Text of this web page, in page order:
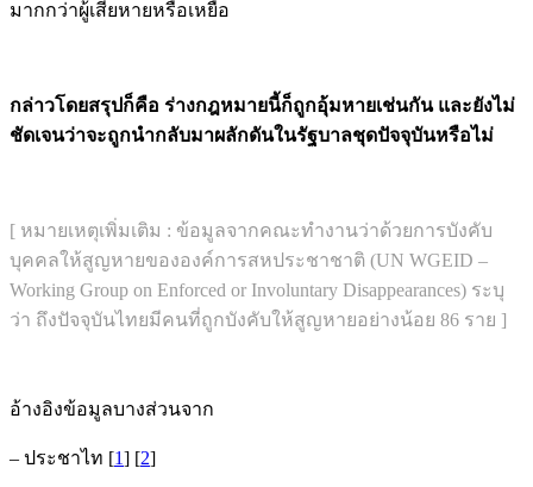
มากกว่าผู้เสียหายหรือเหยื่อ
กล่าวโดยสรุปก็คือ ร่างกฎหมายนี้ก็ถูกอุ้มหายเช่นกัน และยังไม่
ชัดเจนว่าจะถูกนำกลับมาผลักดันในรัฐบาลชุดปัจจุบันหรือไม่
[ หมายเหตุเพิ่มเติม : ข้อมูลจากคณะทำงานว่าด้วยการบังคับ
บุคคลให้สูญหายขององค์การสหประชาชาติ (UN WGEID –
Working Group on Enforced or Involuntary Disappearances) ระบุ
ว่า ถึงปัจจุบันไทยมีคนที่ถูกบังคับให้สูญหายอย่างน้อย 86 ราย ]
อ้างอิงข้อมูลบางส่วนจาก
– ประชาไท [1] [2]